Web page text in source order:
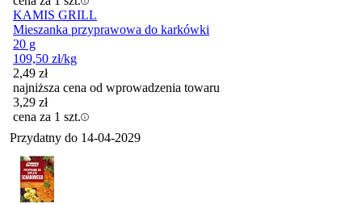
KAMIS GRILL
Mieszanka przyprawowa do karkówki
20 g
109,50 zł/kg
2,49 zł
najniższa cena od wprowadzenia towaru
3,29 zł
cena za 1 szt.
Przydatny do 14-04-2029